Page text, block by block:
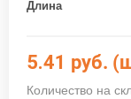
Длина
5.41 руб.
Количество на